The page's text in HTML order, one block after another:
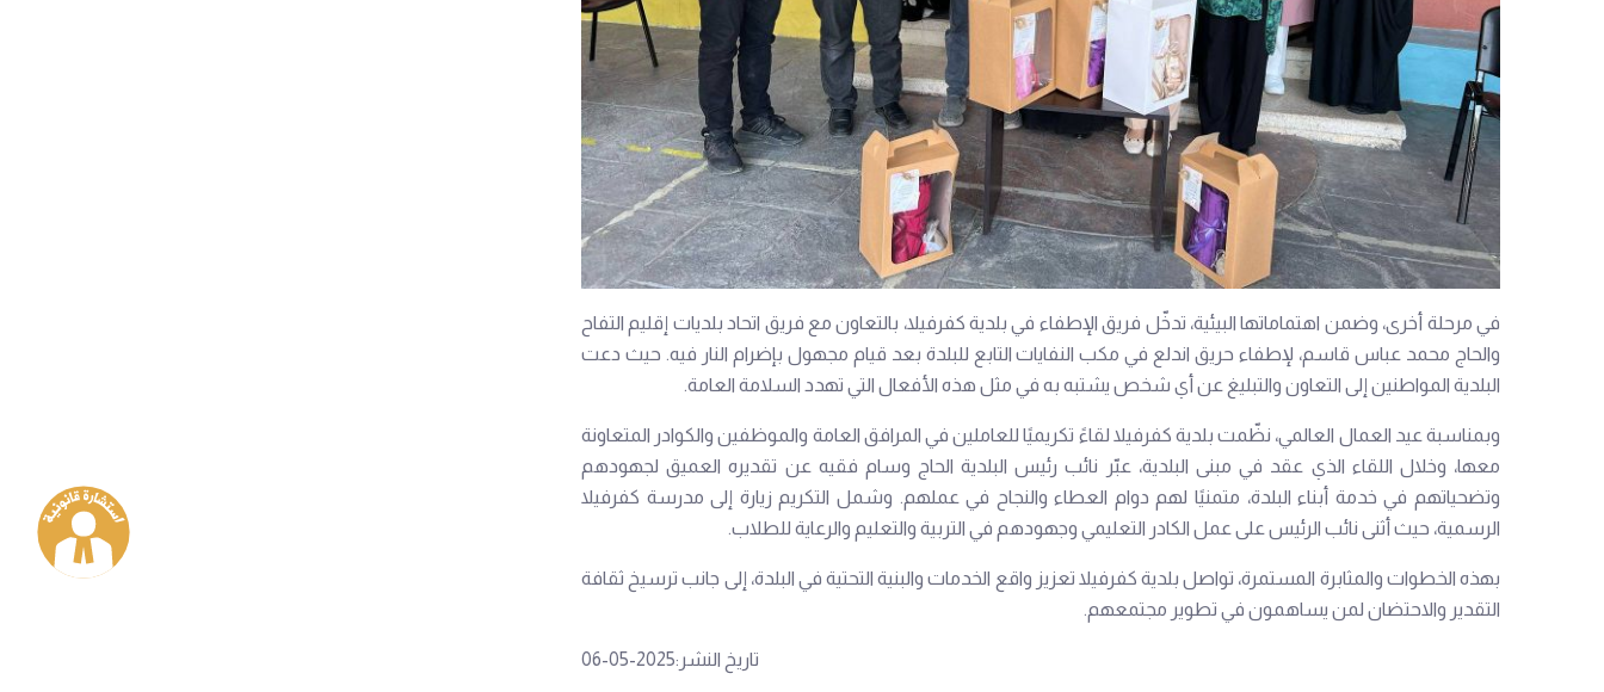
في مرحلة أخرى، وضمن اهتماماتها البيئية، تدخّل فريق الإطفاء في بلدية كفرفيلا، بالتعاون مع فريق اتحاد بلديات إقليم التفاح
والحاج محمد عباس قاسم، لإطفاء حريق اندلع في مكب النفايات التابع للبلدة بعد قيام مجهول بإضرام النار فيه. حيث دعت
البلدية المواطنين إلى التعاون والتبليغ عن أي شخص يشتبه به في مثل هذه الأفعال التي تهدد السلامة العامة.
وبمناسبة عيد العمال العالمي، نظّمت بلدية كفرفيلا لقاءً تكريميًا للعاملين في المرافق العامة والموظفين والكوادر المتعاونة
معها، وخلال اللقاء الذي عقد في مبنى البلدية، عبّر نائب رئيس البلدية الحاج وسام فقيه عن تقديره العميق لجهودهم
وتضحياتهم في خدمة أبناء البلدة، متمنيًا لهم دوام العطاء والنجاح في عملهم. وشمل التكريم زيارة إلى مدرسة كفرفيلا
الرسمية، حيث أثنى نائب الرئيس على عمل الكادر التعليمي وجهودهم في التربية والتعليم والرعاية للطلاب.
بهذه الخطوات والمثابرة المستمرة، تواصل بلدية كفرفيلا تعزيز واقع الخدمات والبنية التحتية في البلدة، إلى جانب ترسيخ ثقافة
التقدير والاحتضان لمن يساهمون في تطوير مجتمعهم.
تاريخ النشر:2025-05-06